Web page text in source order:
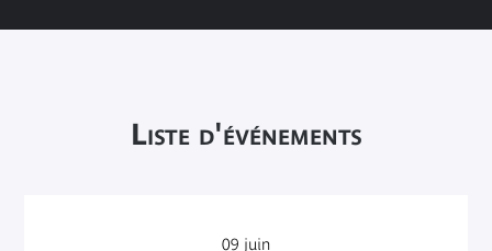
Liste d'événements
09 juin